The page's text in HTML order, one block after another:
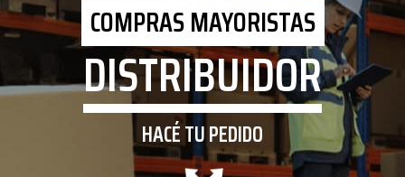
COMPRAS MAYORISTAS
DISTRIBUIDOR
HACÉ TU PEDIDO